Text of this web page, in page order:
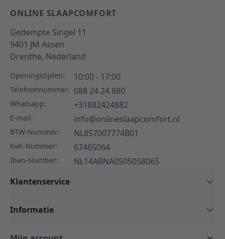
ONLINE SLAAPCOMFORT
Gedempte Singel 11
9401 JM Assen
Drenthe, Nederland
Openingstijden: 10:00 - 17:00
Telefoonnummer: 088 24 24 880
Whatsapp: +31882424882
E-mail: info@onlineslaapcomfort.nl
BTW-Nummer: NL857007774B01
KvK-Nummer: 67465064
Iban-Number:
NL14ABNA0505058065
Klantenservice
Informatie